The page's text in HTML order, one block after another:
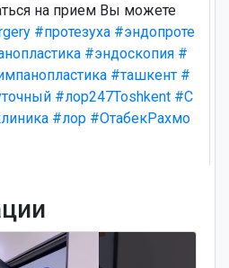
на прием Вы можете
#протезуха #эндопроте
#эндоскопия #
#ташкент #
#лор247Toshkent #C
#лор #ОтабекРахмо